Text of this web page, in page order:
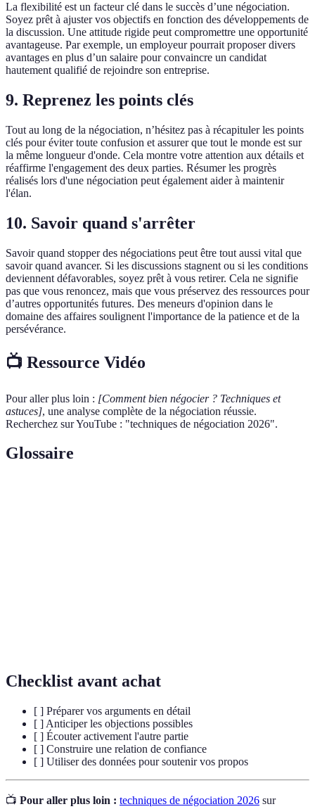
La flexibilité est un facteur clé dans le succès d’une négociation.
Soyez prêt à ajuster vos objectifs en fonction des développements de
la discussion. Une attitude rigide peut compromettre une opportunité
avantageuse. Par exemple, un employeur pourrait proposer divers
avantages en plus d’un salaire pour convaincre un candidat
hautement qualifié de rejoindre son entreprise.
9. Reprenez les points clés
Tout au long de la négociation, n’hésitez pas à récapituler les points
clés pour éviter toute confusion et assurer que tout le monde est sur
la même longueur d'onde. Cela montre votre attention aux détails et
réaffirme l'engagement des deux parties. Résumer les progrès
réalisés lors d'une négociation peut également aider à maintenir
l'élan.
10. Savoir quand s'arrêter
Savoir quand stopper des négociations peut être tout aussi vital que
savoir quand avancer. Si les discussions stagnent ou si les conditions
deviennent défavorables, soyez prêt à vous retirer. Cela ne signifie
pas que vous renoncez, mais que vous préservez des ressources pour
d’autres opportunités futures. Des meneurs d'opinion dans le
domaine des affaires soulignent l'importance de la patience et de la
persévérance.
📺 Ressource Vidéo
Pour aller plus loin : [Comment bien négocier ? Techniques et
astuces], une analyse complète de la négociation réussie.
Recherchez sur YouTube : "techniques de négociation 2026".
Glossaire
Checklist avant achat
[ ] Préparer vos arguments en détail
[ ] Anticiper les objections possibles
[ ] Écouter activement l'autre partie
[ ] Construire une relation de confiance
[ ] Utiliser des données pour soutenir vos propos
📺 Pour aller plus loin : techniques de négociation 2026 sur